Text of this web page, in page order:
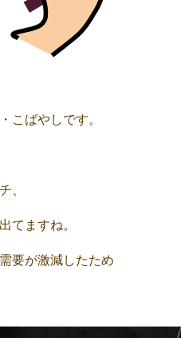
こばやしです。
、
てますね。
要が激減したため